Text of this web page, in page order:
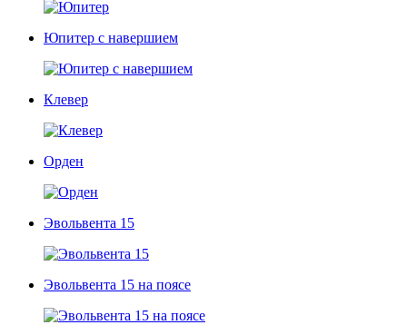
Юпитер с навершием
Клевер
Орден
Эвольвента 15
Эвольвента 15 на поясе